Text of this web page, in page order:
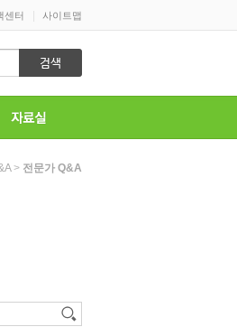
센터 사이트맵
> 전문가 Q&A